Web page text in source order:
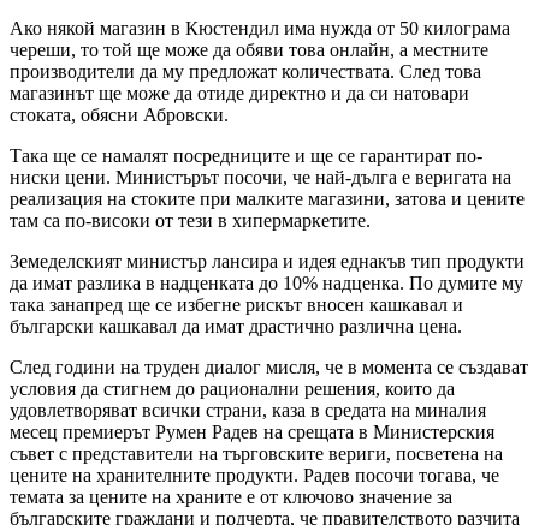
Ако някой магазин в Кюстендил има нужда от 50 килограма
череши, то той ще може да обяви това онлайн, а местните
производители да му предложат количествата. След това
магазинът ще може да отиде директно и да си натовари
стоката, обясни Абровски.
Така ще се намалят посредниците и ще се гарантират по-
ниски цени. Министърът посочи, че най-дълга е веригата на
реализация на стоките при малките магазини, затова и цените
там са по-високи от тези в хипермаркетите.
Земеделският министър лансира и идея еднакъв тип продукти
да имат разлика в надценката до 10% надценка. По думите му
така занапред ще се избегне рискът вносен кашкавал и
български кашкавал да имат драстично различна цена.
След години на труден диалог мисля, че в момента се създават
условия да стигнем до рационални решения, които да
удовлетворяват всички страни, каза в средата на миналия
месец премиерът Румен Радев на срещата в Министерския
съвет с представители на търговските вериги, посветена на
цените на хранителните продукти. Радев посочи тогава, че
темата за цените на храните е от ключово значение за
българските граждани и подчерта, че правителството разчита